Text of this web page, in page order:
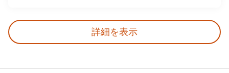
詳細を表示